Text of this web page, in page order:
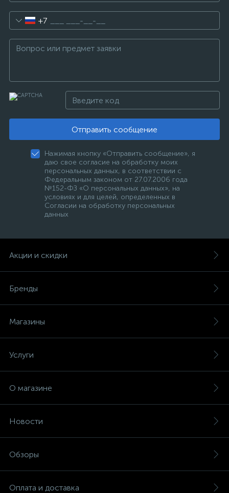
+7
Отправить сообщение
Нажимая кнопку «Отправить сообщение», я
даю свое согласие на обработку моих
персональных данных, в соответствии с
Федеральным законом от 27.07.2006 года
№152-ФЗ «О персональных данных», на
условиях и для целей, определенных в
Согласии на обработку персональных
данных
Акции и скидки
Бренды
Магазины
Услуги
О магазине
Новости
Обзоры
Оплата и доставка